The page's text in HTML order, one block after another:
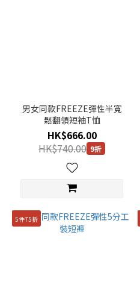
男女同款FREEZE彈性半寬
鬆翻領短袖T恤
HK$666.00
HK$740.00 9折
5件75折